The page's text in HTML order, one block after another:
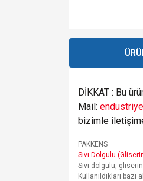
DİKKAT : Bu
Mail:
bizimle
PAKKENS
Sıvı Dolgulu
Sıvı dolgulu,
Kullanıldıkları